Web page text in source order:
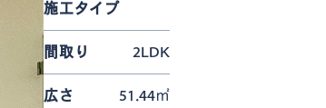
施工タイプ
間取り 2LDK
広さ 51.44㎡